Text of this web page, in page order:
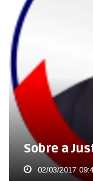
Sobre a
02/03/2017